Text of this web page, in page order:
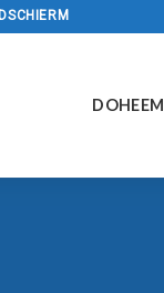
DOHEEM